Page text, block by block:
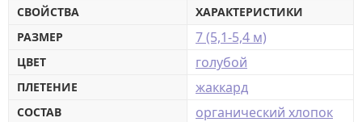
СВОЙСТВА
ХАРАКТЕРИСТИКИ
РАЗМЕР
7 (5,1-5,4 м)
ЦВЕТ голубой
ПЛЕТЕНИЕ жаккард
СОСТАВ органический хлопок